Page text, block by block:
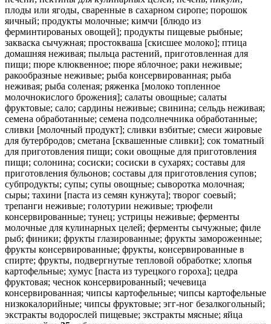
плоды или ягоды, сваренные в сахарном сиропе; порошок
яичный; продукты молочные; кимчи [блюдо из
ферминтированых овощей]; продукты пищевые рыбные;
закваска сычужная; простокваша [скисшее молоко]; птица
домашняя неживая; пыльца растений, приготовленная для
пищи; пюре клюквенное; пюре яблочное; раки неживые;
ракообразные неживые; рыба консервированная; рыба
неживая; рыба соленая; ряженка [молоко топленное
молочнокислого брожения]; салаты овощные; салаты
фруктовые; сало; сардины неживые; свинина; сельдь неживая;
семена обработанные; семена подсолнечника обработанные;
сливки [молочный продукт]; сливки взбитые; смеси жировые
для бутербродов; сметана [сквашенные сливки]; сок томатный
для приготовления пищи; соки овощные для приготовления
пищи; солонина; сосиски; сосиски в сухарях; составы для
приготовления бульонов; составы для приготовления супов;
субпродукты; супы; супы овощные; сыворотка молочная;
сыры; тахини [паста из семян кунжута]; творог соевый;
трепанги неживые; голотурии неживые; трюфели
консервированные; тунец; устрицы неживые; ферменты
молочные для кулинарных целей; ферменты сычужные; филе
рыб; финики; фрукты глазированные; фрукты замороженные;
фрукты консервированные; фрукты, консервированные в
спирте; фрукты, подвергнутые тепловой обработке; хлопья
картофельные; хумус [паста из турецкого гороха]; цедра
фруктовая; чеснок консервированный; чечевица
консервированная; чипсы картофельные; чипсы картофельные
низкокалорийные; чипсы фруктовые; эгг-ног безалкогольный;
экстракты водорослей пищевые; экстракты мясные; яйца